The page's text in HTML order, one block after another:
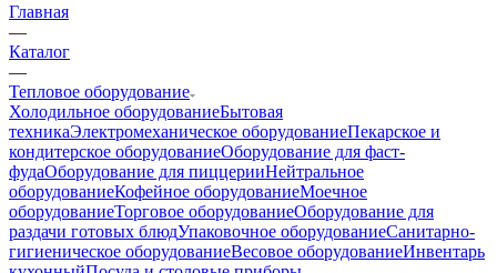
Главная
—
Каталог
—
Тепловое оборудование
Холодильное оборудованиеБытовая
техникаЭлектромеханическое оборудованиеПекарское и
кондитерское оборудованиеОборудование для фаст-
фудаОборудование для пиццерииНейтральное
оборудованиеКофейное оборудованиеМоечное
оборудованиеТорговое оборудованиеОборудование для
раздачи готовых блюдУпаковочное оборудованиеСанитарно-
гигиеническое оборудованиеВесовое оборудованиеИнвентарь